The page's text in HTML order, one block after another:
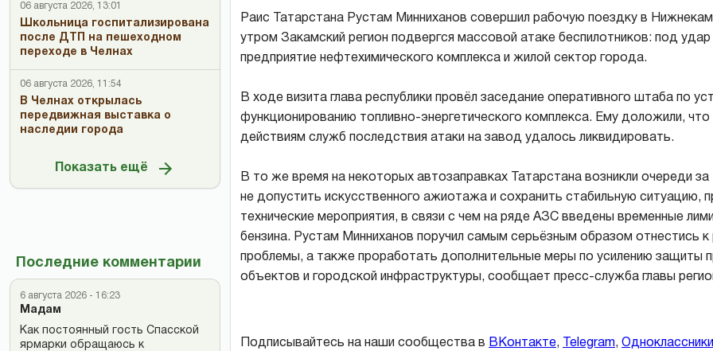
06 августа 2026, 13:01
Школьница госпитализирована
после ДТП на пешеходном
переходе в Челнах
06 августа 2026, 11:54
В Челнах открылась
передвижная выставка о
наследии города
Показать ещё
Последние комментарии
6 августа 2026 - 16:23
Мадам
Как постоянный гость Спасской
ярмарки обращаюсь к
Раис Татарстана Рустам Минниханов совершил рабочую поездку в
утром Закамский регион подвергся массовой атаке беспилотников: под удар
предприятие нефтехимического комплекса и жилой сектор города.
В ходе визита глава республики провёл заседание оперативного штаба по
функционированию топливно-энергетического комплекса. Ему доложили, что
действиям служб последствия атаки на завод удалось ликвидировать.
В то же время на некоторых автозаправках Татарстана возникли очереди
не допустить искусственного ажиотажа и сохранить стабильную ситуацию,
технические мероприятия, в связи с чем на ряде АЗС введены временные
бензина. Рустам Минниханов поручил самым серьёзным образом отнестись
проблемы, а также проработать дополнительные меры по усилению защиты
объектов и городской инфраструктуры, сообщает пресс-служба главы
Подписывайтесь на наши сообщества в ВКонтакте, Telegram, Одноклассники